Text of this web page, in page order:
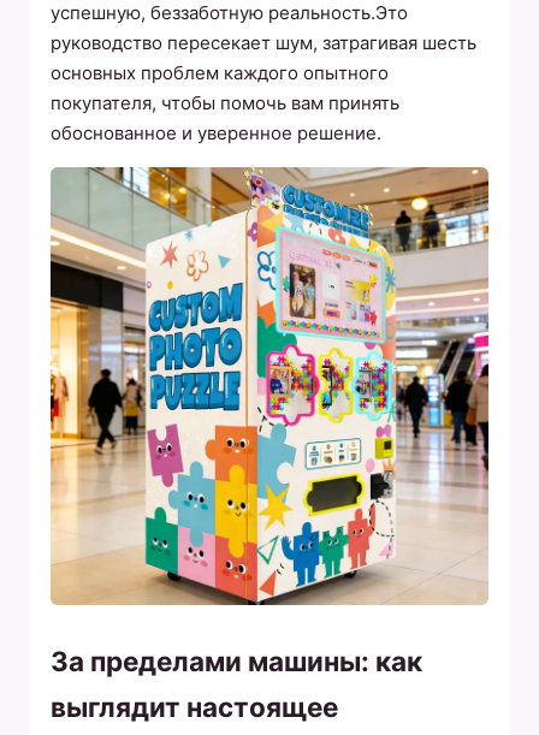
успешную, беззаботную реальность.Это
руководство пересекает шум, затрагивая шесть
основных проблем каждого опытного
покупателя, чтобы помочь вам принять
обоснованное и уверенное решение.
За пределами машины: как
выглядит настоящее